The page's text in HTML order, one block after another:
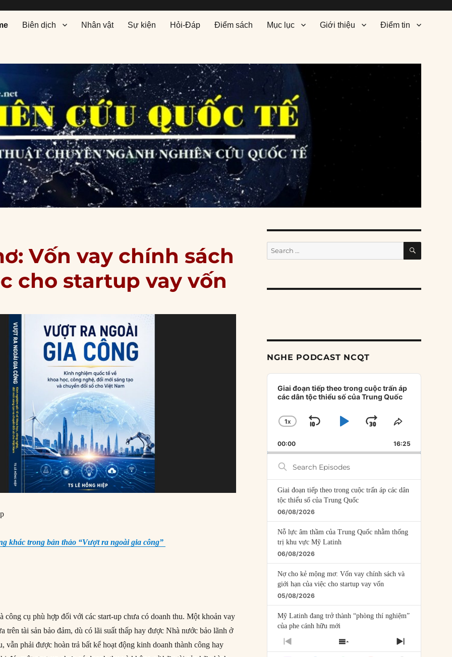
Biên dịch Nhân vật Sự kiện Hỏi-Đáp Điểm sách Mục lục Giới thiệu Điểm tin
Vốn vay chính sách
cho startup vay vốn
khác trong bản thảo “Vượt ra ngoài gia công”
công cụ phù hợp đối với các start-up chưa có doanh thu. Một khoản vay
trên tài sản bảo đảm, dù có lãi suất thấp hay được Nhà nước bảo lãnh ở
vẫn phải được hoàn trả bất kể hoạt động kinh doanh thành công hay
Search
for:
SEARCH
NGHE PODCAST NCQT
Audio
Player
Giai đoạn tiếp theo trong cuộc trấn áp
các dân tộc thiểu số của Trung Quốc
CHANGE
RATE
1X
SKIP
BACKWARD
PLAYJUMP
FORWARD
SHARE
EPISODE
00:00 16:25
Search
Episodes
Giai đoạn tiếp theo trong cuộc trấn áp các dân
tộc thiểu số của Trung Quốc
06/08/2026
Nỗ lực âm thầm của Trung Quốc nhằm thống
trị khu vực Mỹ Latinh
06/08/2026
Nợ cho kẻ mộng mơ: Vốn vay chính sách và
giới hạn của việc cho startup vay vốn
05/08/2026
Mỹ Latinh đang trở thành “phòng thí nghiệm”
của phe cánh hữu mới
04/08/2026
PREVIOUSSHOW
NEXT